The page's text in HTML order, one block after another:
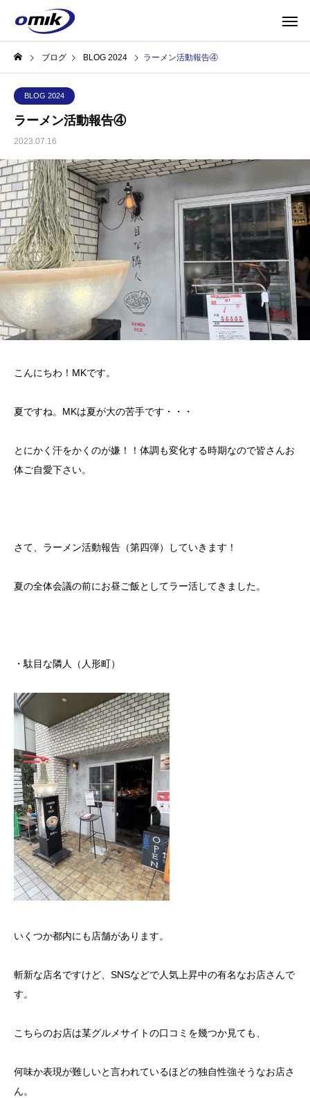
ブログ BLOG 2024 ラーメン活動報告④
BLOG 2024
ラーメン活動報告④
2023.07.16
こんにちわ！MKです。
夏ですね。MKは夏が大の苦手です・・・
とにかく汗をかくのが嫌！！体調も変化する時期なので皆さんお
体ご自愛下さい。
さて、ラーメン活動報告（第四弾）していきます！
夏の全体会議の前にお昼ご飯としてラー活してきました。
・駄目な隣人（人形町）
いくつか都内にも店舗があります。
斬新な店名ですけど、SNSなどで人気上昇中の有名なお店さんで
す。
こちらのお店は某グルメサイトの口コミを幾つか見ても、
何味か表現が難しいと言われているほどの独自性強そうなお店さ
ん。